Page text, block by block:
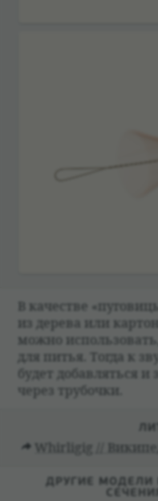
В каче­стве
из дерева или
можно
для питья. Тогда к
будет добав­ляться и
через тру­бочки.
Whirligig //
ДРУГИЕ МОДЕЛИ